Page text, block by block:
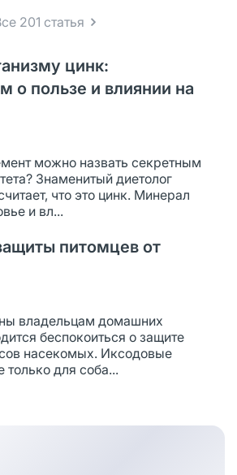
201 статья
цинк:
о пользе и влиянии на
можно назвать секретным
Знаменитый диетолог
что это цинк. Минерал
и вл...
питомцев от
владельцам домашних
беспокоиться о защите
насекомых. Иксодовые
для соба...